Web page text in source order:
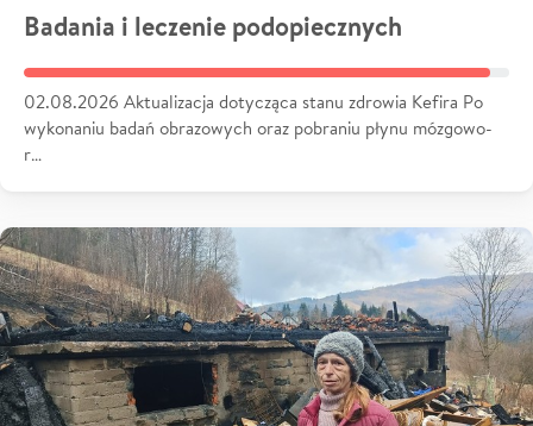
Badania i leczenie podopiecznych
02.08.2026 Aktualizacja dotycząca stanu zdrowia Kefira Po
wykonaniu badań obrazowych oraz pobraniu płynu mózgowo-
r…